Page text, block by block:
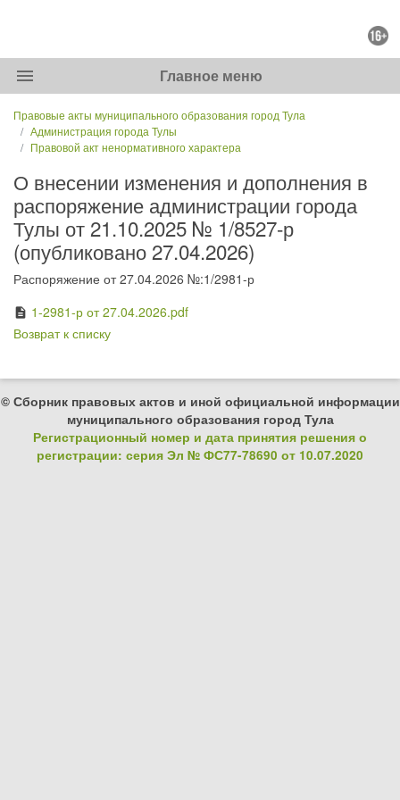
menu Главное меню
Правовые акты муниципального образования город Тула
Администрация города Тулы
Правовой акт ненормативного характера
О внесении изменения и дополнения в
распоряжение администрации города
Тулы от 21.10.2025 № 1/8527-р
(опубликовано 27.04.2026)
Распоряжение от 27.04.2026 №:1/2981-р
description 1-2981-р от 27.04.2026.pdf
Возврат к списку
© Сборник правовых актов и иной официальной информации
муниципального образования город Тула
Регистрационный номер и дата принятия решения о
регистрации: серия Эл № ФС77-78690 от 10.07.2020